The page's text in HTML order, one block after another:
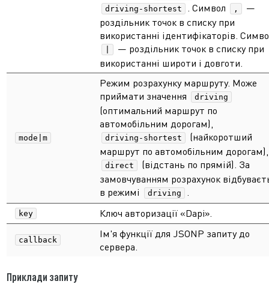
driving-shortest . Символ ,
—
роздільник точок в списку при
використанні ідентифікаторів.
— роздільник точок в списку при
використанні широти і довготи.
mode|m
Режим розрахунку маршруту. Може
приймати значення
driving
(оптимальний маршрут по
автомобільним дорогам),
driving-shortest
(найкоротший
маршрут по автомобільним дорогам),
direct
(відстань по прямій). За
замовчуванням розрахунок
в режимі
driving .
key Ключ авторизації «Dapi».
callback
Ім'я функції для JSONP запиту до
сервера.
Приклади запиту